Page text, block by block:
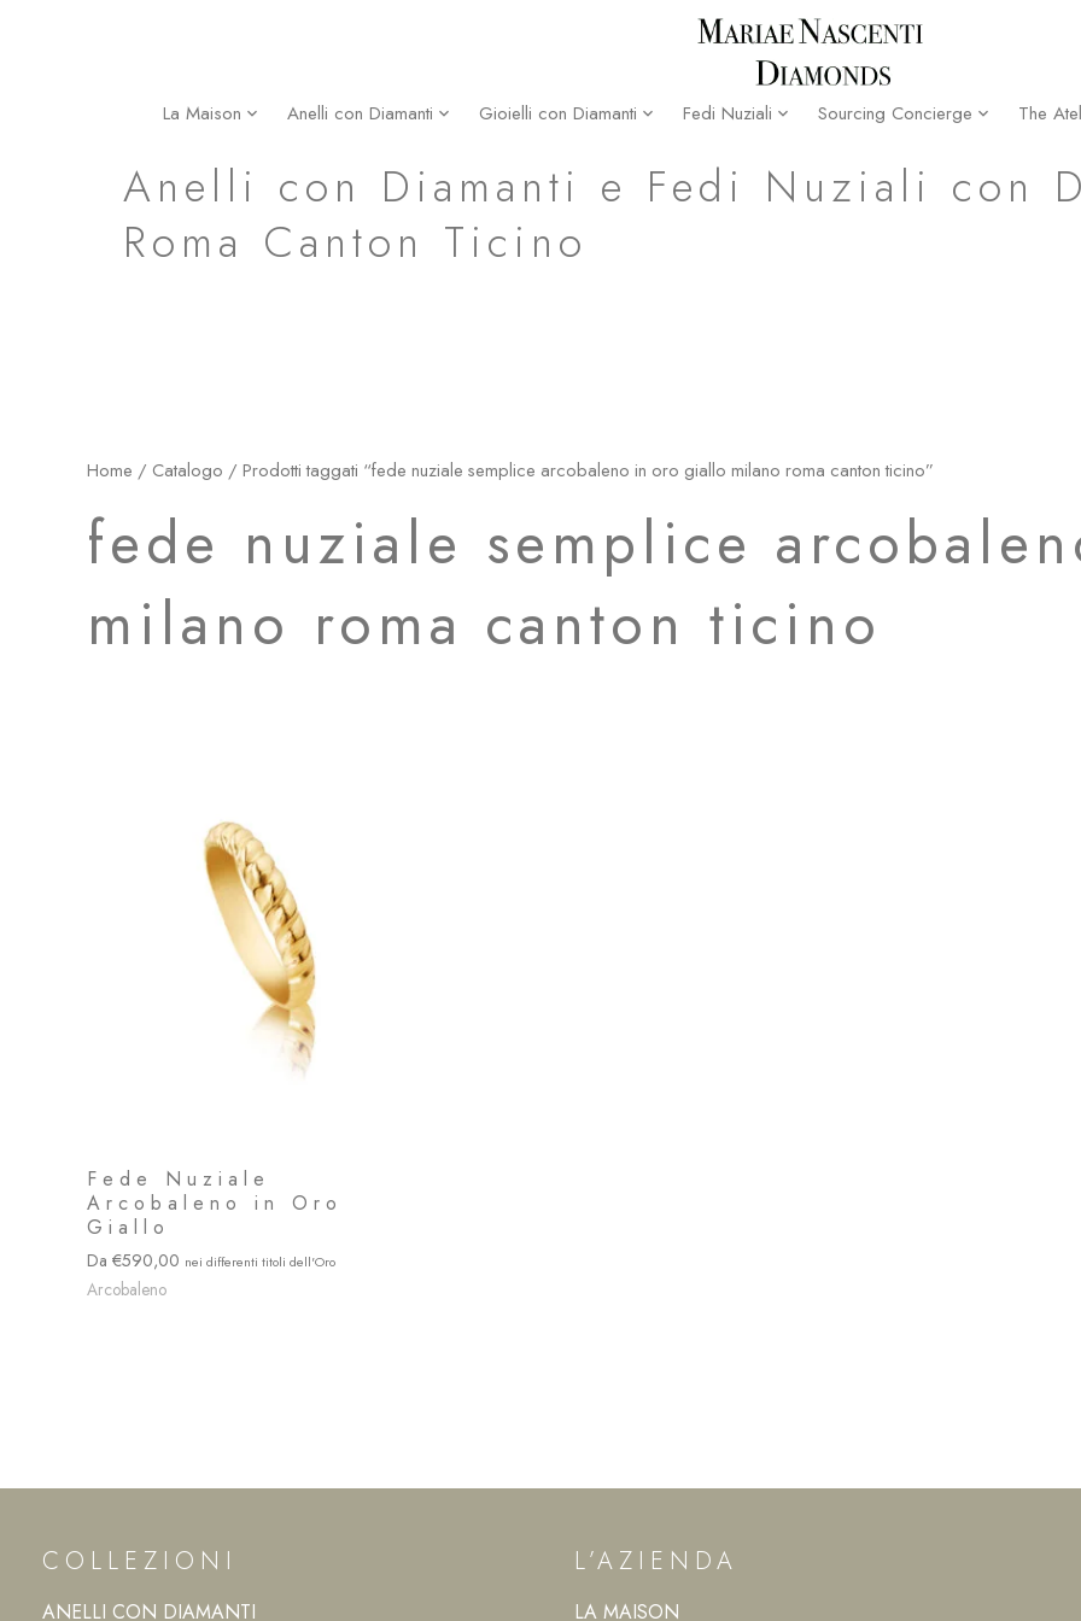
La Maison Anelli con Diamanti Gioielli con Diamanti Fedi Nuziali Sourcing Concierge The
fede nuziale semplice arcobaleno in oro giallo milano roma canton ticino
Anelli con Diamanti e Fedi Nuziali con
Roma Canton Ticino
Home / Catalogo / Prodotti taggati “fede nuziale semplice arcobaleno in oro giallo milano roma canton ticino”
fede nuziale semplice
milano roma canton ticino
Fede Nuziale
Arcobaleno in Oro
Giallo
590,00
Arcobaleno
COLLEZIONI
ANELLI CON DIAMANTI
L’AZIENDA
LA MAISON